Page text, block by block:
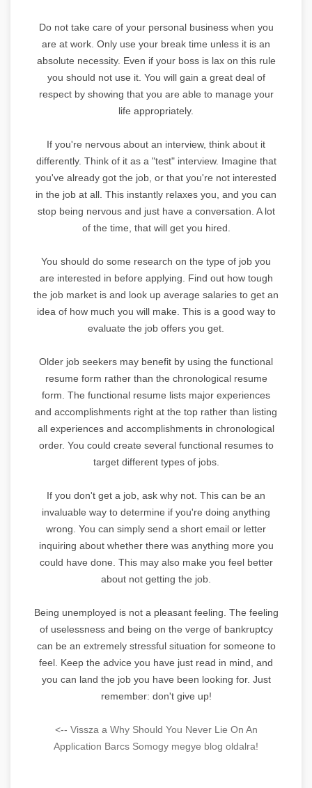
Do not take care of your personal business when you
are at work. Only use your break time unless it is an
absolute necessity. Even if your boss is lax on this rule
you should not use it. You will gain a great deal of
respect by showing that you are able to manage your
life appropriately.
If you're nervous about an interview, think about it
differently. Think of it as a "test" interview. Imagine that
you've already got the job, or that you're not interested
in the job at all. This instantly relaxes you, and you can
stop being nervous and just have a conversation. A lot
of the time, that will get you hired.
You should do some research on the type of job you
are interested in before applying. Find out how tough
the job market is and look up average salaries to get an
idea of how much you will make. This is a good way to
evaluate the job offers you get.
Older job seekers may benefit by using the functional
resume form rather than the chronological resume
form. The functional resume lists major experiences
and accomplishments right at the top rather than listing
all experiences and accomplishments in chronological
order. You could create several functional resumes to
target different types of jobs.
If you don't get a job, ask why not. This can be an
invaluable way to determine if you're doing anything
wrong. You can simply send a short email or letter
inquiring about whether there was anything more you
could have done. This may also make you feel better
about not getting the job.
Being unemployed is not a pleasant feeling. The feeling
of uselessness and being on the verge of bankruptcy
can be an extremely stressful situation for someone to
feel. Keep the advice you have just read in mind, and
you can land the job you have been looking for. Just
remember: don't give up!
<-- Vissza a Why Should You Never Lie On An
Application Barcs Somogy megye blog oldalra!